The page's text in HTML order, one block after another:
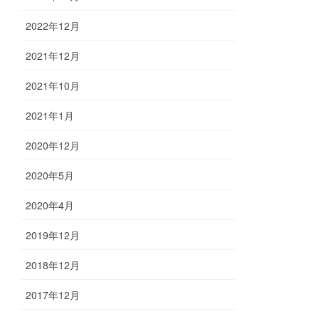
2022年12月
2021年12月
2021年10月
2021年1月
2020年12月
2020年5月
2020年4月
2019年12月
2018年12月
2017年12月